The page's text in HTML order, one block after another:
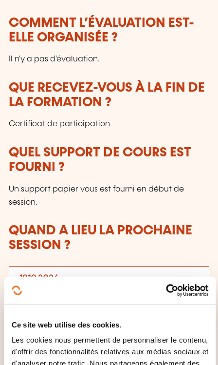
Ce site web utilise des cookies.
Les cookies nous permettent de personnaliser le contenu,
d'offrir des fonctionnalités relatives aux médias sociaux et
d'analyser notre trafic. Nous partageons également des
COMMENT L’ÉVALUATION EST-
ELLE ORGANISÉE ?
Il n'y a pas d'évaluation.
QUE RECEVEZ-VOUS À LA FIN DE
LA FORMATION ?
Certificat de participation
QUEL SUPPORT DE COURS EST
FOURNI ?
Un support papier vous est fourni en début de
session.
QUAND A LIEU LA PROCHAINE
SESSION ?
19.10.2026
FR 1390,00€
Voir détails